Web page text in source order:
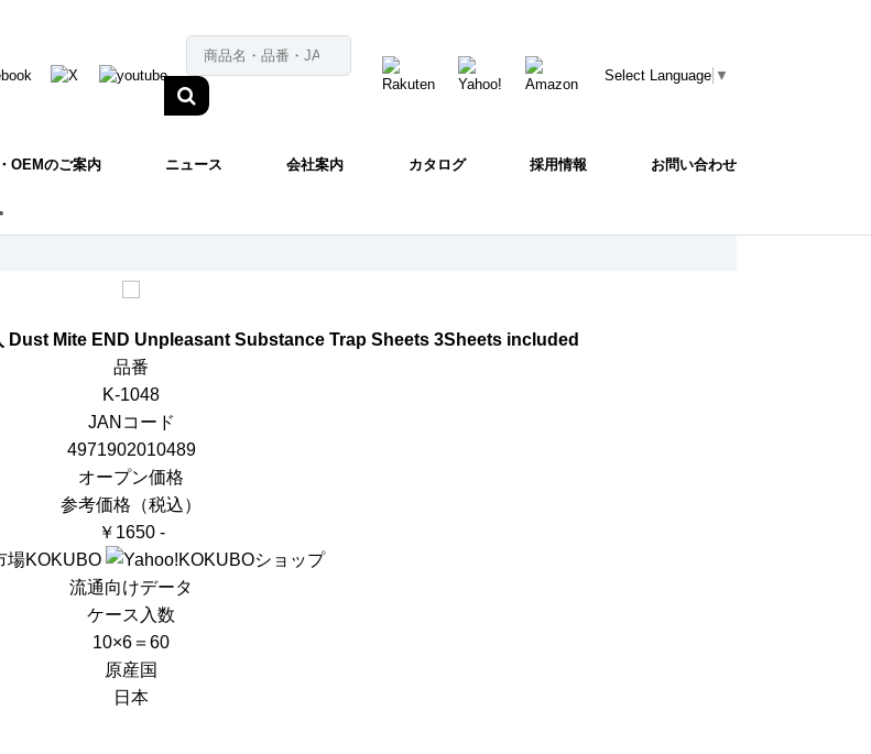
Select Language ▼
OEMのご案内 ニュース 会社案内 カタログ 採用情報 お問い合わせ
Dust Mite END Unpleasant Substance Trap Sheets 3Sheets included
品番
K-1048
JANコード
4971902010489
オープン価格
参考価格（税込）
￥1650 -
流通向けデータ
ケース入数
10×6＝60
原産国
日本